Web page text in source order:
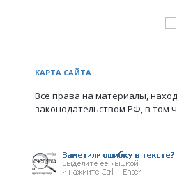
КАРТА САЙТА
Все права на материалы,
законодательством РФ, в том